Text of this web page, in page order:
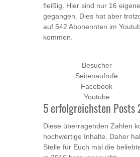
fleißig. Hier sind nur 16
gegangen. Dies hat aber
auf 542 Abonennten im
kommen.
Besucher
Seitenaufrufe
Facebook
Youtube
5 erfolgreichsten Posts
Diese überragenden Zahlen
hochwertige Inhalte. Daher
Stelle für Euch mal die